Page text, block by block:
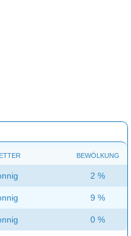
BEWÖLKUNG
2 %
9 %
0 %